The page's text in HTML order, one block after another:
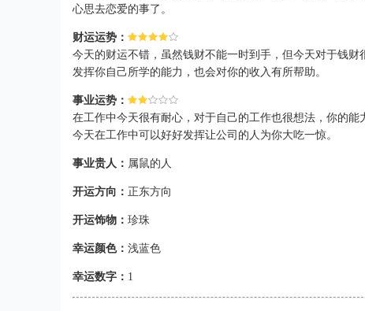
心思去恋爱的事了。
财运运势：
今天的财运不错，虽然钱财不能一时到手，但今天对于钱
发挥你自己所学的能力，也会对你的收入有所帮助。
事业运势：
在工作中今天很有耐心，对于自己的工作也很想法，你的
今天在工作中可以好好发挥让公司的人为你大吃一惊。
事业贵人： 属鼠的人
开运方向： 正东方向
开运饰物： 珍珠
幸运颜色： 浅蓝色
幸运数字： 1